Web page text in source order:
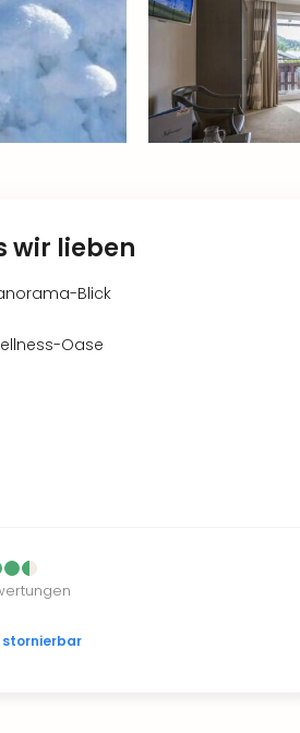
wir lieben
Blick
Oase
stornierbar